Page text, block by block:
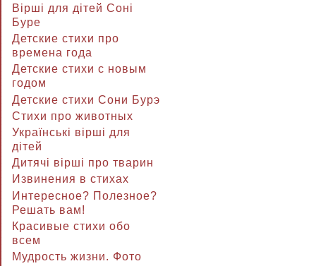
Вірші для дітей Соні
Буре
Детские стихи про
времена года
Детские стихи с новым
годом
Детские стихи Сони Бурэ
Стихи про животных
Українські вірші для
дітей
Дитячі вірші про тварин
Извинения в стихах
Интересное? Полезное?
Решать вам!
Красивые стихи обо
всем
Мудрость жизни. Фото